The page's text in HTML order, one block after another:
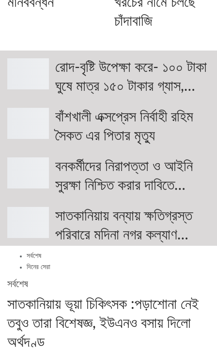
চাঁদাবাজি
রোদ-বৃষ্টি উপেক্ষা করে- ১০০ টাকা
ঘুষে মাত্র ১৫০ টাকার গ্যাস,…
বাঁশখালী এক্সপ্রেস নির্বাহী রহিম
সৈকত এর পিতার মৃত্যু
বনকর্মীদের নিরাপত্তা ও আইনি
সুরক্ষা নিশ্চিত করার দাবিতে…
সাতকানিয়ায় বন্যায় ক্ষতিগ্রস্ত
পরিবারে মদিনা নগর কল্যাণ…
সর্বশেষ
দিনের সেরা
সর্বশেষ
সাতকানিয়ায় ভূয়া চিকিৎসক :পড়াশোনা নেই
তবুও তারা বিশেষজ্ঞ, ইউএনও বসায় দিলো
অর্থদণ্ড